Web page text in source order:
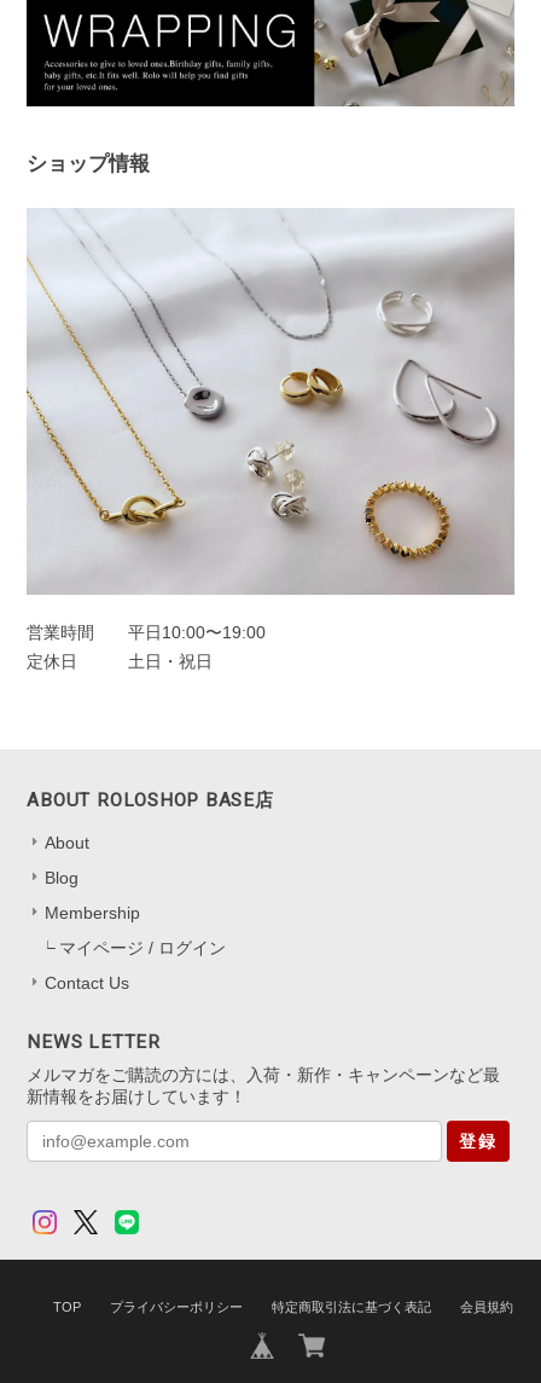
ショップ情報
営業時間
平日10:00〜19:00
定休日
土日・祝日
ABOUT ROLOSHOP BASE店
About
Blog
Membership
マイページ / ログイン
Contact Us
NEWS LETTER
メルマガをご購読の方には、入荷・新作・キャンペーンなど最
新情報をお届けしています！
登録
TOP プライバシーポリシー 特定商取引法に基づく表記 会員規約